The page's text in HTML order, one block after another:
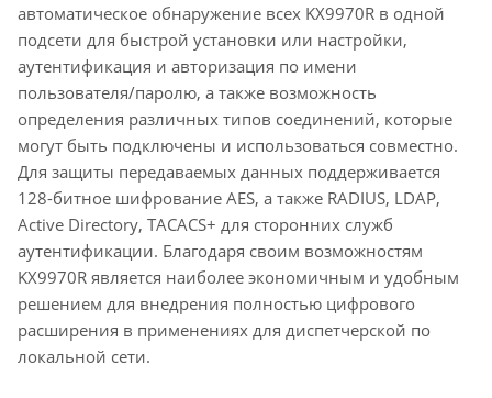
автоматическое обнаружение всех KX9970R в одной
подсети для быстрой установки или настройки,
аутентификация и авторизация по имени
пользователя/паролю, а также возможность
определения различных типов соединений, которые
могут быть подключены и использоваться совместно.
Для защиты передаваемых данных поддерживается
128-битное шифрование AES, а также RADIUS, LDAP,
Active Directory, TACACS+ для сторонних служб
аутентификации. Благодаря своим возможностям
KX9970R является наиболее экономичным и удобным
решением для внедрения полностью цифрового
расширения в применениях для диспетчерской по
локальной сети.